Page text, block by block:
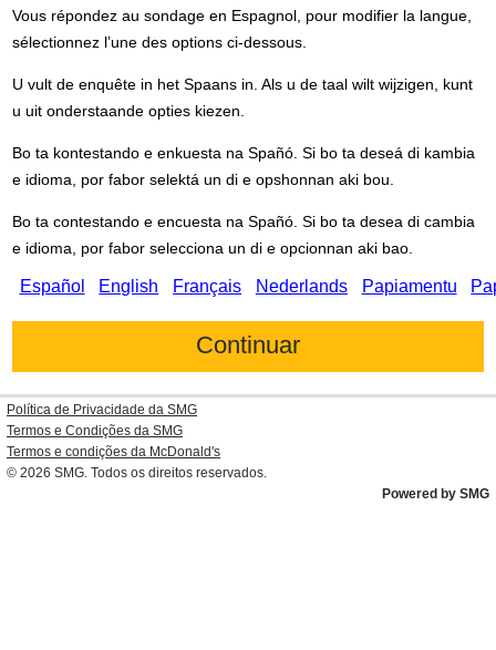
Vous répondez au sondage en Espagnol, pour modifier la langue,
sélectionnez l’une des options ci-dessous.
U vult de enquête in het Spaans in. Als u de taal wilt wijzigen, kunt
u uit onderstaande opties kiezen.
Bo ta kontestando e enkuesta na Spañó. Si bo ta deseá di kambia
e idioma, por fabor selektá un di e opshonnan aki bou.
Bo ta contestando e encuesta na Spañó. Si bo ta desea di cambia
e idioma, por fabor selecciona un di e opcionnan aki bao.
Español English Français Nederlands Papiamentu
Política de Privacidade da SMG
Termos e Condições da SMG
Termos e condições da McDonald's
© 2026 SMG . Todos os direitos reservados.
Powered by SMG